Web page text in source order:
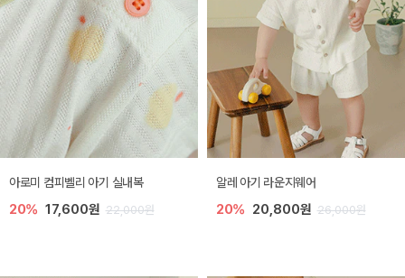
아로미 컴피벨리 아기 실내복
20% 17,600원 22,000원
알레 아기 라운지웨어
20% 20,800원 26,000원